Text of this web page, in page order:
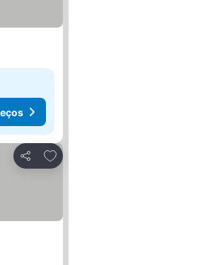
Partilhar
Adicionar aos favoritos